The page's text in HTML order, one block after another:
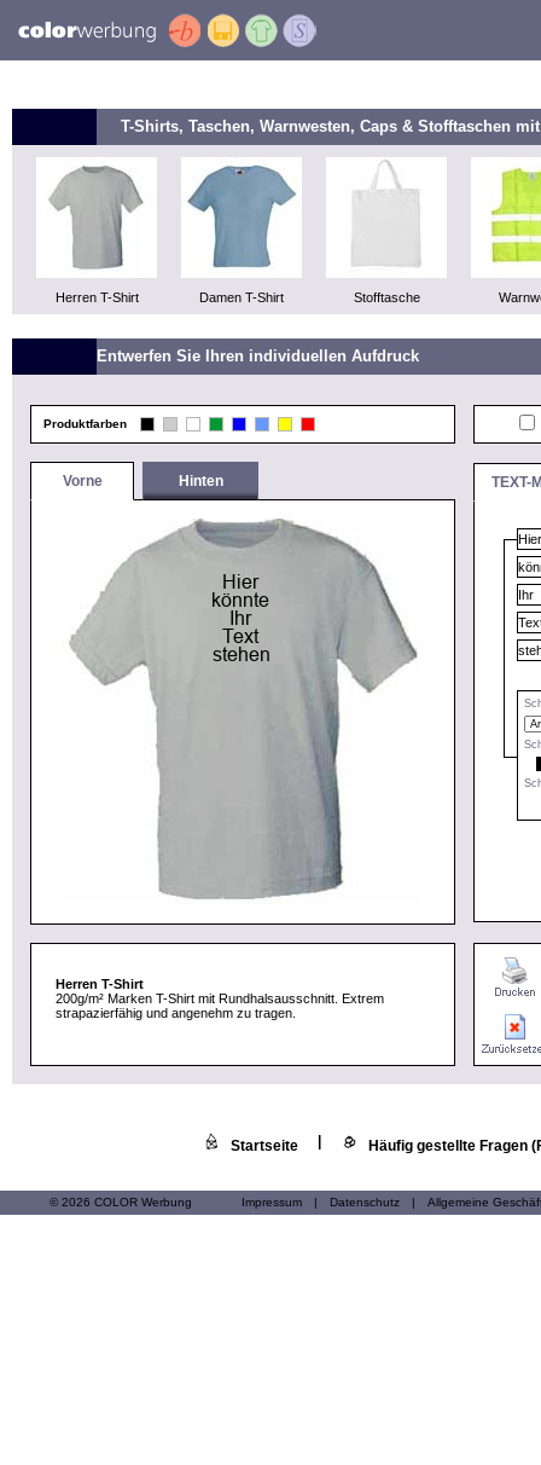
T-Shirts, Taschen, Warnwesten, Caps & Stofftaschen
Herren T-Shirt Damen T-Shirt Stofftasche
Entwerfen Sie Ihren individuellen Aufdruck
Produktfarben
Vorne Hinten TEXT-
Herren T-Shirt
200g/m² Marken T-Shirt mit Rundhalsausschnitt. Extrem
strapazierfähig und angenehm zu tragen.
Startseite Häufig gestellte Fragen
© 2026 COLOR Werbung Impressum | Datenschutz | Allgemeine